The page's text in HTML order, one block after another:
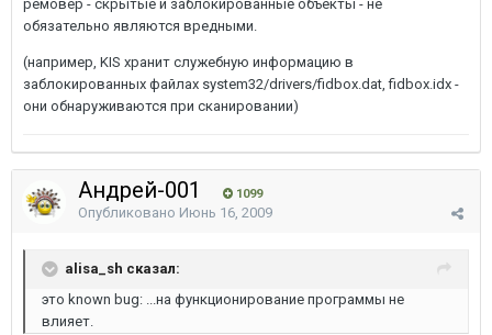
ремовер - скрытые и заблокированные объекты - не
обязательно являются вредными.
(например, KIS хранит служебную информацию в
заблокированных файлах system32/drivers/fidbox.dat, fidbox.idx -
они обнаруживаются при сканировании)
Андрей-001 1099
Опубликовано Июнь 16, 2009
alisa_sh сказал:
это known bug: ...на функционирование программы не
влияет.